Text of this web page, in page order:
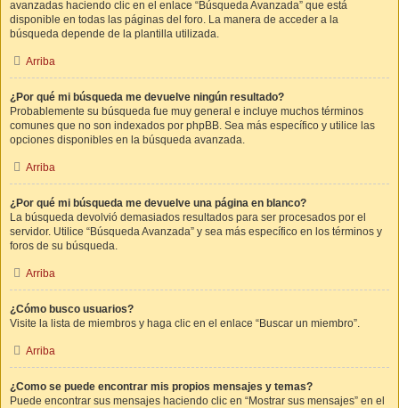
avanzadas haciendo clic en el enlace “Búsqueda Avanzada” que está
disponible en todas las páginas del foro. La manera de acceder a la
búsqueda depende de la plantilla utilizada.
Arriba
¿Por qué mi búsqueda me devuelve ningún resultado?
Probablemente su búsqueda fue muy general e incluye muchos términos
comunes que no son indexados por phpBB. Sea más específico y utilice las
opciones disponibles en la búsqueda avanzada.
Arriba
¿Por qué mi búsqueda me devuelve una página en blanco?
La búsqueda devolvió demasiados resultados para ser procesados por el
servidor. Utilice “Búsqueda Avanzada” y sea más específico en los términos y
foros de su búsqueda.
Arriba
¿Cómo busco usuarios?
Visite la lista de miembros y haga clic en el enlace “Buscar un miembro”.
Arriba
¿Como se puede encontrar mis propios mensajes y temas?
Puede encontrar sus mensajes haciendo clic en “Mostrar sus mensajes” en el